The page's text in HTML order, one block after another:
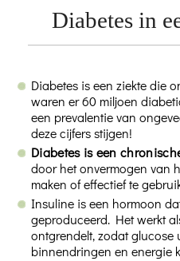
Diabetes in
Diabetes is een ziekte die
waren er 60 miljoen
een prevalentie van
deze cijfers stijgen!
Diabetes is een
door het onvermogen van
maken of effectief te
Insuline is een hormoon
geproduceerd. Het werkt
ontgrendelt, zodat glucose
binnendringen en energie